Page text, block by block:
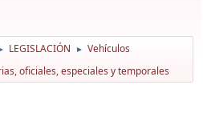
LEGISLACIÓN ► Vehículos
oficiales, especiales y temporales